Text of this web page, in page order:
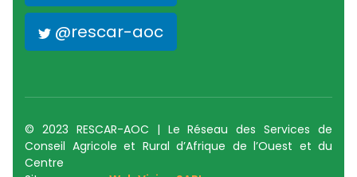
@rescar-aoc
© 2023 RESCAR-AOC | Le Réseau des Services de
Conseil Agricole et Rural d’Afrique de l’Ouest et du
Centre